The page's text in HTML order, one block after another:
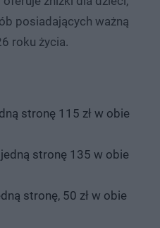
posiadających ważną
roku życia.
stronę 115 zł w obie
stronę 135 w obie
stronę, 50 zł w obie